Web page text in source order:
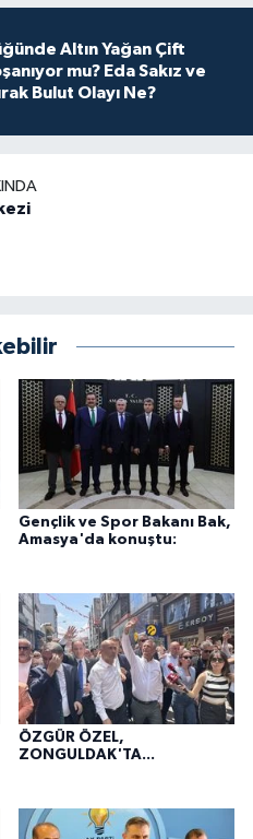
Altın Yağan Çift
mu? Eda Sakız ve
Bulut Olayı Ne?
Gençlik ve Spor Bakanı Bak,
Amasya'da konuştu:
ÖZGÜR ÖZEL,
ZONGULDAK'TA...